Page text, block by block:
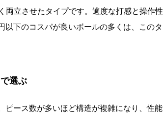
両立させたタイプです。適度な打感と操作性
以下のコスパが良いボールの多くは、このタ
選ぶ
ピース数が多いほど構造が複雑になり、性能